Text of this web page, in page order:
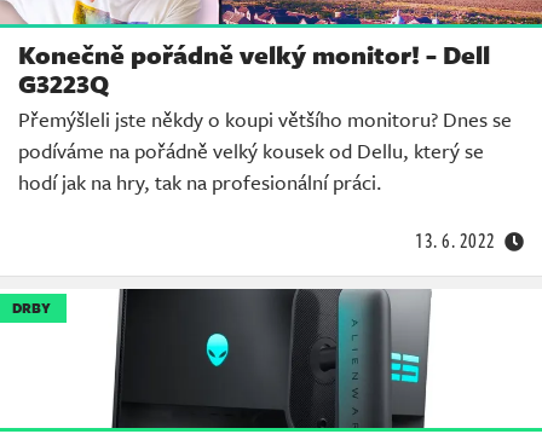
Konečně pořádně velký monitor! - Dell
G3223Q
Přemýšleli jste někdy o koupi většího monitoru? Dnes se
podíváme na pořádně velký kousek od Dellu, který se
hodí jak na hry, tak na profesionální práci.
13. 6. 2022
DRBY